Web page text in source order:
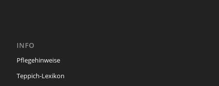
INFO
Pflegehinweise
Teppich-Lexikon